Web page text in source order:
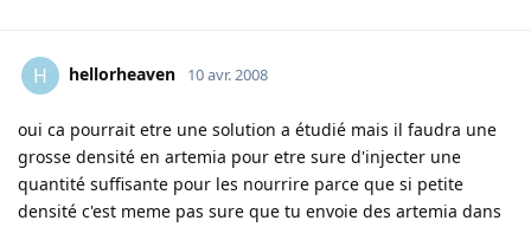
H hellorheaven 10 avr. 2008
oui ca pourrait etre une solution a étudié mais il faudra une
grosse densité en artemia pour etre sure d'injecter une
quantité suffisante pour les nourrire parce que si petite
densité c'est meme pas sure que tu envoie des artemia dans